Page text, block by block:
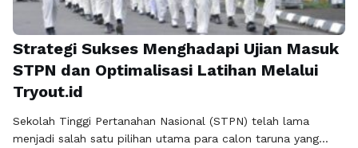
Strategi Sukses Menghadapi Ujian Masuk
STPN dan Optimalisasi Latihan Melalui
Tryout.id
Sekolah Tinggi Pertanahan Nasional (STPN) telah lama
menjadi salah satu pilihan utama para calon taruna yang